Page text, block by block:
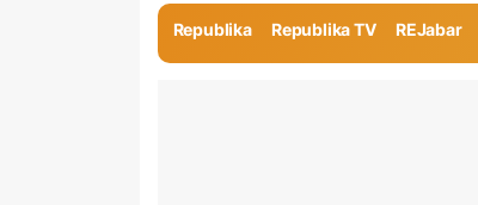
Republika Republika TV REJabar